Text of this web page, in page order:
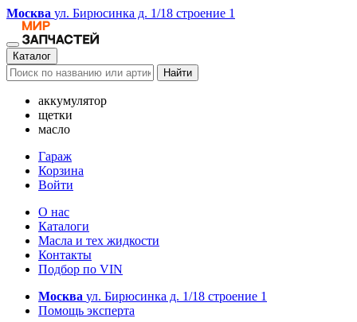
Москва ул. Бирюсинка д. 1/18 строение 1
Каталог
Найти
аккумулятор
щетки
масло
Гараж
Корзина
Войти
О нас
Каталоги
Масла и тех жидкости
Контакты
Подбор по VIN
Москва ул. Бирюсинка д. 1/18 строение 1
Помощь эксперта